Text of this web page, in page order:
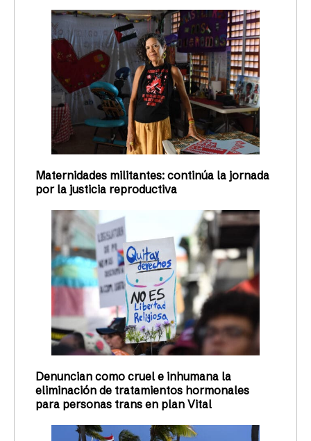
Maternidades militantes: continúa la jornada
por la justicia reproductiva
Denuncian como cruel e inhumana la
eliminación de tratamientos hormonales
para personas trans en plan Vital